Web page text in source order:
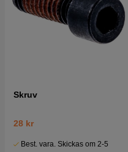
Skruv
28 kr
Best. vara. Skickas om 2-5